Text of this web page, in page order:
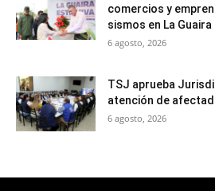
comercios y
sismos en La Guaira
6 agosto, 2026
TSJ aprueba
atención de
6 agosto, 2026